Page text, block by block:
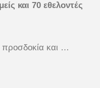
και 70 εθελοντές
και …